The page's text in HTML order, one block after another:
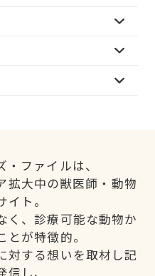
ファイルは、
拡大中の獣医師・動物
ト。
く、診療可能な動物か
とが特徴的。
対する想いを取材し記
し、